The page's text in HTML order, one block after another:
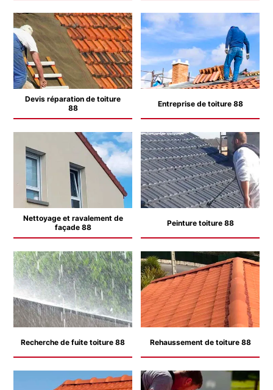
Devis réparation de toiture
88
Entreprise de toiture 88
Nettoyage et ravalement de
façade 88
Peinture toiture 88
Recherche de fuite toiture 88 Rehaussement de toiture 88